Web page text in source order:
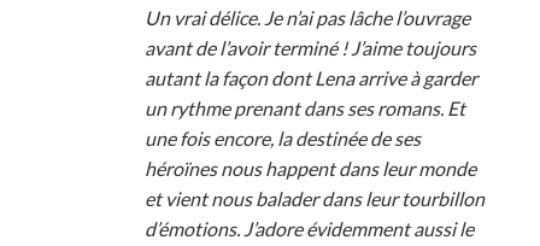
Un vrai délice. Je n’ai pas lâche l’ouvrage
avant de l’avoir terminé ! J’aime toujours
autant la façon dont Lena arrive à garder
un rythme prenant dans ses romans. Et
une fois encore, la destinée de ses
héroïnes nous happent dans leur monde
et vient nous balader dans leur tourbillon
d’émotions. J’adore évidemment aussi le